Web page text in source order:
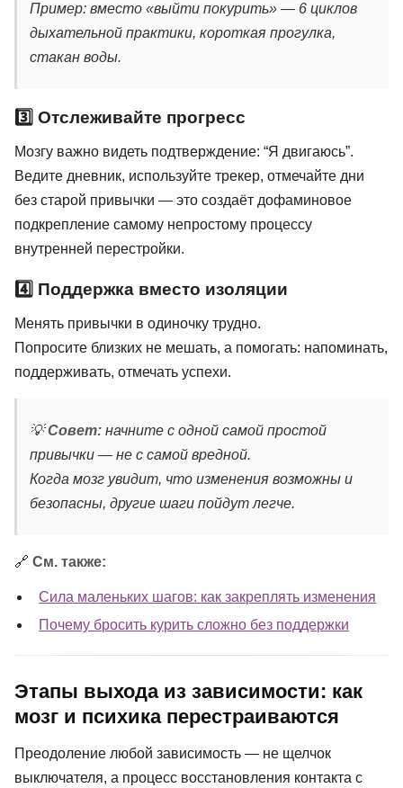
Пример: вместо «выйти покурить» — 6 циклов
дыхательной практики, короткая прогулка,
стакан воды.
3️⃣ Отслеживайте прогресс
Мозгу важно видеть подтверждение: “Я двигаюсь”.
Ведите дневник, используйте трекер, отмечайте дни
без старой привычки — это создаёт дофаминовое
подкрепление самому непростому процессу
внутренней перестройки.
4️⃣ Поддержка вместо изоляции
Менять привычки в одиночку трудно.
Попросите близких не мешать, а помогать: напоминать,
поддерживать, отмечать успехи.
💡Совет: начните с одной самой простой
привычки — не с самой вредной.
Когда мозг увидит, что изменения возможны и
безопасны, другие шаги пойдут легче.
🔗 См. также:
Сила маленьких шагов: как закреплять изменения
Почему бросить курить сложно без поддержки
Этапы выхода из зависимости: как
мозг и психика перестраиваются
Преодоление любой зависимость — не щелчок
выключателя, а процесс восстановления контакта с